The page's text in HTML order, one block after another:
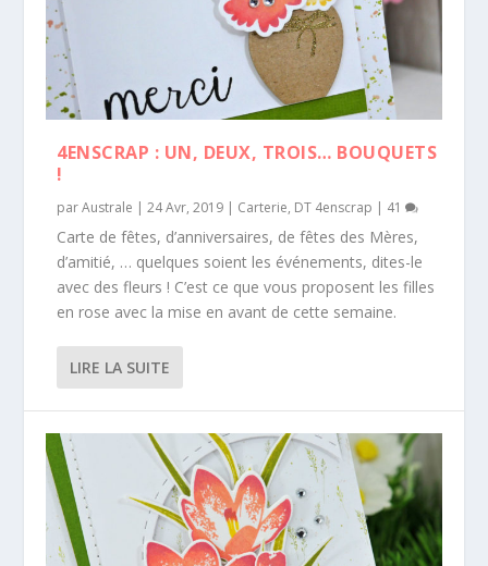
4ENSCRAP : UN, DEUX, TROIS… BOUQUETS
!
parAustrale |24 Avr, 2019 | Carterie, DT 4enscrap | 41
Carte de fêtes, d’anniversaires, de fêtes des Mères,
d’amitié, … quelques soient les événements, dites-le
avec des fleurs ! C’est ce que vous proposent les filles
en rose avec la mise en avant de cette semaine.
LIRE LA SUITE